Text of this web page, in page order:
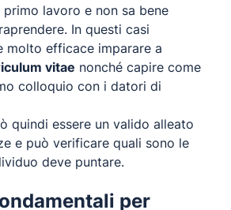
lavoro e non sa bene
In questi casi
molto efficace imparare a
vitae nonché capire come
colloquio con i datori di
quindi essere un valido alleato
e può verificare quali sono le
deve puntare.
per